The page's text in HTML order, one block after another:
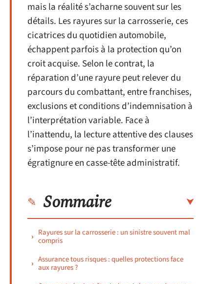
mais la réalité s’acharne souvent sur les
détails. Les rayures sur la carrosserie, ces
cicatrices du quotidien automobile,
échappent parfois à la protection qu’on
croit acquise. Selon le contrat, la
réparation d’une rayure peut relever du
parcours du combattant, entre franchises,
exclusions et conditions d’indemnisation à
l’interprétation variable. Face à
l’inattendu, la lecture attentive des clauses
s’impose pour ne pas transformer une
égratignure en casse-tête administratif.
Sommaire
Rayures sur la carrosserie : un sinistre souvent mal
compris
Assurance tous risques : quelles protections face
aux rayures ?